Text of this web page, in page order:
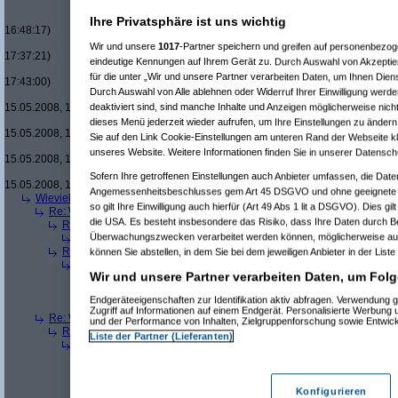
Re(17): Men in Black um
16:48:17)
Re(18): Men in Black
17:37:21)
Re(19): Men in Black
17:43:00)
Re(20): Men in
15.05.2008, 17:46:13)
Re(21): Men in
15.05.2008, 17:49:46)
Re(22): Men
15.05.2008, 18:07:18)
Re(23):
15.05.2008, 18:13:17)
Wieviele blus/hd-dvds habt ihr schon?(bröslam 15.05.2008, 18:06:08)
Re: Wieviele blus/hd-dvds habt ihr schon?( ducducam 15.05.2008,
Re(2): Wieviele blus/hd-dvds habt ihr schon?( brösl am 15.05.2008,
Re(3): Wieviele blus/hd-dvds habt ihr schon?(ducducam
Re(2): Wieviele blus/hd-dvds habt ihr schon?(hackenbush am
Re(4): Wieviele blus/hd-dvds habt ihr schon? (hackenbusham
Re(6): Wieviele blus/hd-dvds habt ihr schon?(
Re: Wieviele blus/hd-dvds habt ihr schon?("without"am 15.05.2008,
Re(2): Wieviele blus/hd-dvds habt ihr schon?
Re(3): Wieviele blus/hd-dvds habt ihr schon?
Re(5): Wieviele blus/hd-dvds habt ihr schon?("without"am
Re(6): Wieviele blus/hd-dvds habt ihr schon?
ducduc
Ihre Privatsphäre ist uns wichtig
Wir und unsere 1017-Partner speichern und greifen auf
eindeutige Kennungen auf Ihrem Gerät zu. Durch Auswahl von
für die unter „Wir und unsere Partner verarbeiten Daten, um Ihnen
Durch Auswahl von Alle ablehnen oder Widerruf Ihrer Einwilligung
deaktiviert sind, sind manche Inhalte und Anzeigen möglicherweise
dieses Menü jederzeit wieder aufrufen, um Ihre Einstellungen zu
Sie auf den Link Cookie-Einstellungen am unteren Rand der Webseite
unseres Website. Weitere Informationen finden Sie in unserer
Sofern Ihre getroffenen Einstellungen auch Anbieter umfassen, die
Angemessenheitsbeschlusses gem Art 45 DSGVO und ohne
so gilt Ihre Einwilligung auch hierfür (Art 49 Abs 1 lit a DSGVO). Dies
die USA. Es besteht insbesondere das Risiko, dass Ihre Daten durch
Überwachungszwecken verarbeitet werden können, möglicherweise
können Sie abstellen, in dem Sie bei dem jeweiligen Anbieter in der
Wir und unsere Partner verarbeiten Daten, um
Endgeräteeigenschaften zur Identifikation aktiv abfragen. Verwendung
Zugriff auf Informationen auf einem Endgerät. Personalisierte Werbung
und der Performance von Inhalten, Zielgruppenforschung sowie
Liste der Partner (Lieferanten)
Konfigurieren